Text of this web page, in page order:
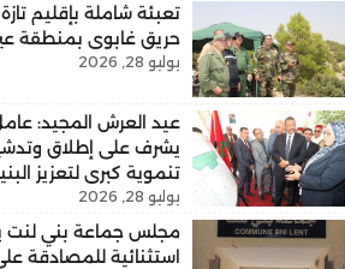
تعبئة شاملة بإقليم
حريق غابوي بمنطقة
يوليو 28, 2026
عيد العرش المجيد:
يشرف على إطلاق
تنموية كبرى لتعزيز
والارتقاء بالخدمات
يوليو 28, 2026
مجلس جماعة بني لنت
استثنائية للمصادقة